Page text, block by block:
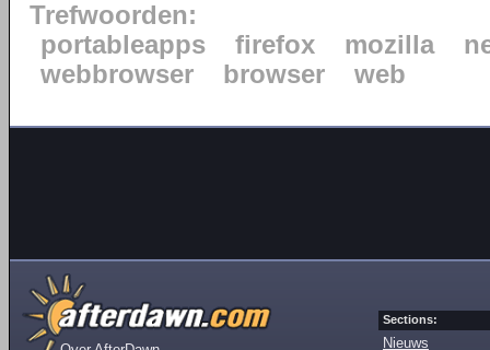
Trefwoorden:
portableapps
firefox mozilla
webbrowser
browser web
Sections:
Nieuws